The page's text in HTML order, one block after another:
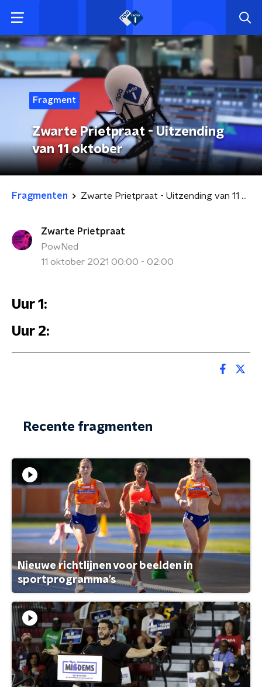
Fragment
Zwarte Prietpraat - Uitzending
van 11 oktober
Fragmenten Zwarte Prietpraat - Uitzending van 11 oktober
Zwarte Prietpraat
PowNed
11 oktober 2021 00:00 - 02:00
Uur 1:
Uur 2:
Recente fragmenten
Nieuwe richtlijnen voor beelden in
sportprogramma's